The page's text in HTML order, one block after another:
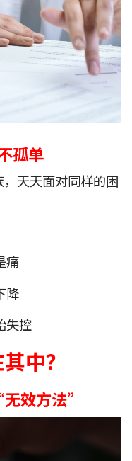
孤单
天天面对同样的困
痛
降
失控
中？
效方法”